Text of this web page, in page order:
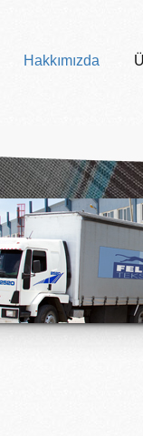
Hakkımızda